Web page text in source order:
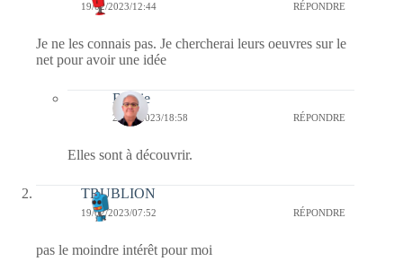
19/02/2023/12:44 RÉPONDRE
Je ne les connais pas. Je chercherai leurs oeuvres sur le
net pour avoir une idée
Bernie
20/02/2023/18:58 RÉPONDRE
Elles sont à découvrir.
TRUBLION
19/02/2023/07:52 RÉPONDRE
pas le moindre intérêt pour moi